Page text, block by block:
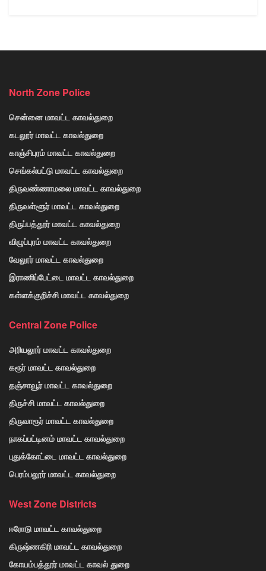
North Zone Police
சென்னை மாவட்ட காவல்துறை
கடலூர் மாவட்ட காவல்துறை
காஞ்சிபுரம் மாவட்ட காவல்துறை
செங்கல்பட்டு மாவட்ட காவல்துறை
திருவண்ணாமலை மாவட்ட காவல்துறை
திருவள்ளூர் மாவட்ட காவல்துறை
திருப்பத்தூர் மாவட்ட காவல்துறை
விழுப்புரம் மாவட்ட காவல்துறை
வேலூர் மாவட்ட காவல்துறை
இராணிப்பேட்டை மாவட்ட காவல்துறை
கள்ளக்குறிச்சி மாவட்ட காவல்துறை
Central Zone Police
அரியலூர் மாவட்ட காவல்துறை
கரூர் மாவட்ட காவல்துறை
தஞ்சாவூர் மாவட்ட காவல்துறை
திருச்சி மாவட்ட காவல்துறை
திருவாரூர் மாவட்ட காவல்துறை
நாகப்பட்டினம் மாவட்ட காவல்துறை
புதுக்கோட்டை மாவட்ட காவல்துறை
பெரம்பலூர் மாவட்ட காவல்துறை
West Zone Districts
ஈரோடு மாவட்ட காவல்துறை
கிருஷ்ணகிரி மாவட்ட காவல்துறை
கோயம்பத்தூர் மாவட்ட காவல் துறை